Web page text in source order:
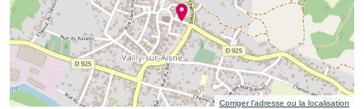
Corriger l’adresse ou la localisation